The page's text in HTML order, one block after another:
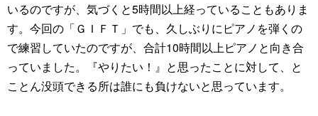
いるのですが、気づくと5時間以上経っていることもありま
す。今回の「ＧＩＦＴ」でも、久しぶりにピアノを弾くの
で練習していたのですが、合計10時間以上ピアノと向き合
っていました。『やりたい！』と思ったことに対して、と
ことん没頭できる所は誰にも負けないと思っています。